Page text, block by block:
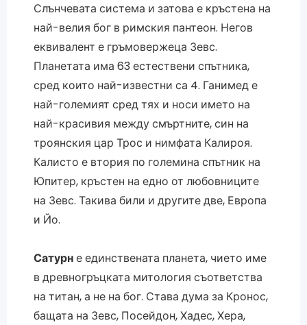
Слънчевата система и затова е кръстена на
най-велия бог в римския пантеон. Негов
еквивалент е гръмовержеца Зевс.
Планетата има 63 естествени спътника,
сред които най-известни са 4. Ганимед е
най-големият сред тях и носи името на
най-красивия между смъртните, син на
троянския цар Трос и нимфата Калироя.
Калисто е втория по големина спътник на
Юпитер, кръстен на едно от любовниците
на Зевс. Такива били и другите две, Европа
и Йо.
Сатурне единствената планета, чието име
в древногръцката митология съответства
на титан, а не на бог. Става дума за Кронос,
бащата на Зевс, Посейдон, Хадес, Хера,